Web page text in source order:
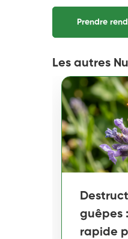
Prendre
Les autres
guêpes
rapide